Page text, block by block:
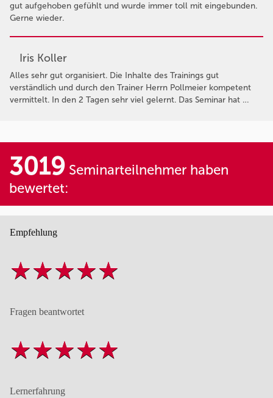
gut aufgehoben gefühlt und wurde immer toll mit eingebunden.
Gerne wieder.
Iris Koller
Alles sehr gut organisiert. Die Inhalte des Trainings gut
verständlich und durch den Trainer Herrn Pollmeier kompetent
vermittelt. In den 2 Tagen sehr viel gelernt. Das Seminar hat …
3019 Seminarteilnehmer haben
bewertet:
Empfehlung
Fragen beantwortet
Lernerfahrung